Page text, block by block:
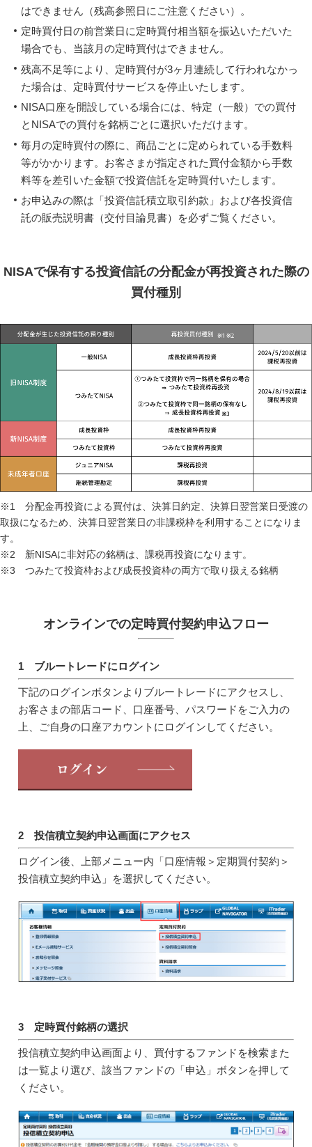
はできません（残高参照日にご注意ください）。
定時買付日の前営業日に定時買付相当額を振込いただいた
場合でも、当該月の定時買付はできません。
残高不足等により、定時買付が3ヶ月連続して行われなかっ
た場合は、定時買付サービスを停止いたします。
NISA口座を開設している場合には、特定（一般）での買付
とNISAでの買付を銘柄ごとに選択いただけます。
毎月の定時買付の際に、商品ごとに定められている手数料
等がかかります。お客さまが指定された買付金額から手数
料等を差引いた金額で投資信託を定時買付いたします。
お申込みの際は「投資信託積立取引約款」および各投資信
託の販売説明書（交付目論見書）を必ずご覧ください。
NISAで保有する投資信託の分配金が再投資された際の
買付種別
※1 分配金再投資による買付は、決算日約定、決算日翌営業日受渡の
取扱になるため、決算日翌営業日の非課税枠を利用することになりま
す。
※2 新NISAに非対応の銘柄は、課税再投資になります。
※3 つみたて投資枠および成長投資枠の両方で取り扱える銘柄
オンラインでの定時買付契約申込フロー
1 ブルートレードにログイン
下記のログインボタンよりブルートレードにアクセスし、
お客さまの部店コード、口座番号、パスワードをご入力の
上、ご自身の口座アカウントにログインしてください。
2 投信積立契約申込画面にアクセス
ログイン後、上部メニュー内「口座情報＞定期買付契約＞
投信積立契約申込」を選択してください。
3 定時買付銘柄の選択
投信積立契約申込画面より、買付するファンドを検索また
は一覧より選び、該当ファンドの「申込」ボタンを押して
ください。